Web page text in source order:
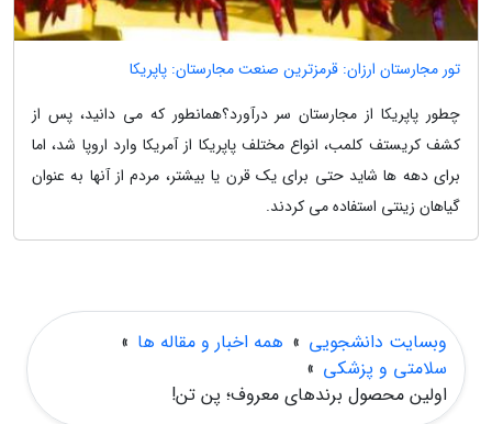
تور مجارستان ارزان: قرمزترین صنعت مجارستان: پاپریکا
چطور پاپریکا از مجارستان سر درآورد؟همانطور که می دانید، پس از
کشف کریستف کلمب، انواع مختلف پاپریکا از آمریکا وارد اروپا شد، اما
برای دهه ها شاید حتی برای یک قرن یا بیشتر، مردم از آنها به عنوان
گیاهان زینتی استفاده می کردند.
وبسایت دانشجویی » همه اخبار و مقاله ها »
سلامتی و پزشکی »
اولین محصول برندهای معروف؛ پن تن!